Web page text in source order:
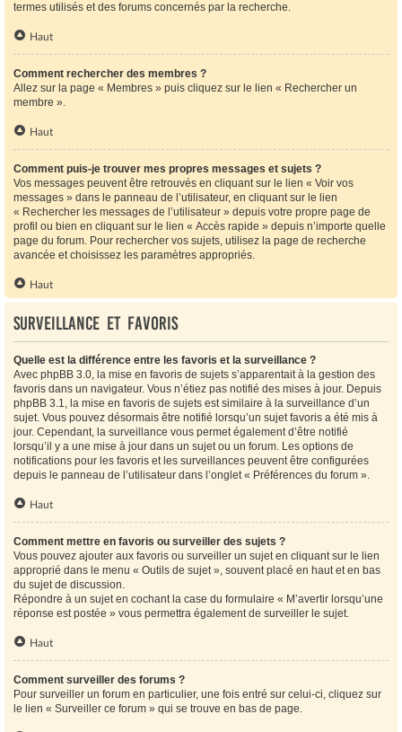
termes utilisés et des forums concernés par la recherche.
Haut
Comment rechercher des membres ?
Allez sur la page « Membres » puis cliquez sur le lien « Rechercher un
membre ».
Haut
Comment puis-je trouver mes propres messages et sujets ?
Vos messages peuvent être retrouvés en cliquant sur le lien « Voir vos
messages » dans le panneau de l’utilisateur, en cliquant sur le lien
« Rechercher les messages de l’utilisateur » depuis votre propre page de
profil ou bien en cliquant sur le lien « Accès rapide » depuis n’importe quelle
page du forum. Pour rechercher vos sujets, utilisez la page de recherche
avancée et choisissez les paramètres appropriés.
Haut
Surveillance et favoris
Quelle est la différence entre les favoris et la surveillance ?
Avec phpBB 3.0, la mise en favoris de sujets s’apparentait à la gestion des
favoris dans un navigateur. Vous n’étiez pas notifié des mises à jour. Depuis
phpBB 3.1, la mise en favoris de sujets est similaire à la surveillance d’un
sujet. Vous pouvez désormais être notifié lorsqu’un sujet favoris a été mis à
jour. Cependant, la surveillance vous permet également d’être notifié
lorsqu’il y a une mise à jour dans un sujet ou un forum. Les options de
notifications pour les favoris et les surveillances peuvent être configurées
depuis le panneau de l’utilisateur dans l’onglet « Préférences du forum ».
Haut
Comment mettre en favoris ou surveiller des sujets ?
Vous pouvez ajouter aux favoris ou surveiller un sujet en cliquant sur le lien
approprié dans le menu « Outils de sujet », souvent placé en haut et en bas
du sujet de discussion.
Répondre à un sujet en cochant la case du formulaire « M’avertir lorsqu’une
réponse est postée » vous permettra également de surveiller le sujet.
Haut
Comment surveiller des forums ?
Pour surveiller un forum en particulier, une fois entré sur celui-ci, cliquez sur
le lien « Surveiller ce forum » qui se trouve en bas de page.